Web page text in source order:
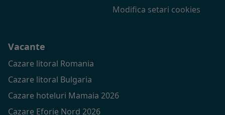
Modifica setari cookies
Vacante
Cazare litoral Romania
Cazare litoral Bulgaria
Cazare hoteluri Mamaia 2026
Cazare Eforie Nord 2026